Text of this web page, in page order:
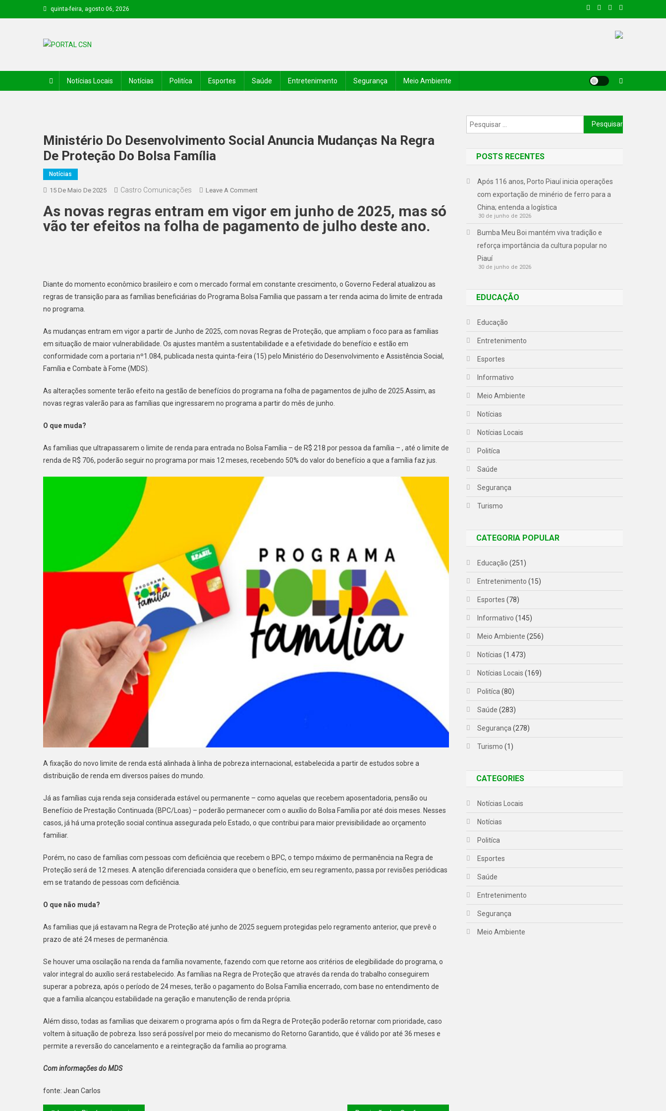
quinta-feira, agosto 06, 2026
Notícias Locais Notícias Politíca Esportes Saúde Entretenimento Segurança Meio Ambiente
Ministério Do Desenvolvimento Social Anuncia Mudanças Na Regra
De Proteção Do Bolsa Família
Notícias
15 De Maio De 2025 Castro Comunicações Leave A Comment
As novas regras entram em vigor em junho de 2025, mas só
vão ter efeitos na folha de pagamento de julho deste ano.
Diante do momento econômico brasileiro e com o mercado formal em constante crescimento, o Governo Federal atualizou as
regras de transição para as famílias beneficiárias do Programa Bolsa Família que passam a ter renda acima do limite de entrada
no programa.
As mudanças entram em vigor a partir de Junho de 2025, com novas Regras de Proteção, que ampliam o foco para as famílias
em situação de maior vulnerabilidade. Os ajustes mantêm a sustentabilidade e a efetividade do benefício e estão em
conformidade com a portaria nº1.084, publicada nesta quinta-feira (15) pelo Ministério do Desenvolvimento e Assistência Social,
Família e Combate à Fome (MDS).
As alterações somente terão efeito na gestão de benefícios do programa na folha de pagamentos de julho de 2025.Assim, as
novas regras valerão para as famílias que ingressarem no programa a partir do mês de junho.
O que muda?
As famílias que ultrapassarem o limite de renda para entrada no Bolsa Família – de R$ 218 por pessoa da família – , até o limite de
renda de R$ 706, poderão seguir no programa por mais 12 meses, recebendo 50% do valor do benefício a que a família faz jus.
A fixação do novo limite de renda está alinhada à linha de pobreza internacional, estabelecida a partir de estudos sobre a
distribuição de renda em diversos países do mundo.
Já as famílias cuja renda seja considerada estável ou permanente – como aquelas que recebem aposentadoria, pensão ou
Benefício de Prestação Continuada (BPC/Loas) – poderão permanecer com o auxílio do Bolsa Família por até dois meses. Nesses
casos, já há uma proteção social contínua assegurada pelo Estado, o que contribui para maior previsibilidade ao orçamento
familiar.
Porém, no caso de famílias com pessoas com deficiência que recebem o BPC, o tempo máximo de permanência na Regra de
Proteção será de 12 meses. A atenção diferenciada considera que o benefício, em seu regramento, passa por revisões periódicas
em se tratando de pessoas com deficiência.
O que não muda?
As famílias que já estavam na Regra de Proteção até junho de 2025 seguem protegidas pelo regramento anterior, que prevê o
prazo de até 24 meses de permanência.
Se houver uma oscilação na renda da família novamente, fazendo com que retorne aos critérios de elegibilidade do programa, o
valor integral do auxílio será restabelecido. As famílias na Regra de Proteção que através da renda do trabalho conseguirem
superar a pobreza, após o período de 24 meses, terão o pagamento do Bolsa Família encerrado, com base no entendimento de
que a família alcançou estabilidade na geração e manutenção de renda própria.
Além disso, todas as famílias que deixarem o programa após o fim da Regra de Proteção poderão retornar com prioridade, caso
voltem à situação de pobreza. Isso será possível por meio do mecanismo do Retorno Garantido, que é válido por até 36 meses e
permite a reversão do cancelamento e a reintegração da família ao programa.
Com informações do MDS
fonte: Jean Carlos
POSTS RECENTES
Após 116 anos, Porto Piauí inicia operações
com exportação de minério de ferro para a
China; entenda a logística
30 de junho de 2026
Bumba Meu Boi mantém viva tradição e
reforça importância da cultura popular no
Piauí
30 de junho de 2026
EDUCAÇÃO
Educação
Entretenimento
Esportes
Informativo
Meio Ambiente
Notícias
Notícias Locais
Politíca
Saúde
Segurança
Turismo
CATEGORIA POPULAR
Educação (251)
Entretenimento (15)
Esportes (78)
Informativo (145)
Meio Ambiente (256)
Notícias (1.473)
Notícias Locais (169)
Politíca (80)
Saúde (283)
Segurança (278)
Turismo (1)
CATEGORIES
Notícias Locais
Notícias
Politíca
Esportes
Saúde
Entretenimento
Segurança
Meio Ambiente